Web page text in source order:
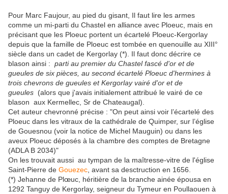
Pour Marc Faujour, au pied du gisant, Il faut lire les armes
comme un mi-parti du Chastel en alliance avec Ploeuc, mais en
précisant que les Ploeuc portent un écartelé Ploeuc-Kergorlay
depuis que la famille de Ploeuc est tombée en quenouille au XIII°
siècle dans un cadet de Kergorlay (*). Il faut donc décrire ce
blason ainsi : parti au premier du Chastel fascé d'or et de
gueules de six pièces, au second écartelé Ploeuc d'hermines à
trois chevrons de gueules et Kergorlay vairé d'or et de
gueules (alors que j'avais initialement attribué le vairé de ce
blason aux Kermellec, Sr de Chateaugal).
Cet auteur chevronné précise : "On peut ainsi voir l’écartelé des
Ploeuc dans les vitraux de la cathédrale de Quimper, sur l’église
de Gouesnou (voir la notice de Michel Mauguin) ou dans les
aveux Ploeuc déposés à la chambre des comptes de Bretagne
(ADLA B 2034)"
On les trouvait aussi au tympan de la maîtresse-vitre de l'église
Saint-Pierre de Gouezec , avant sa desctruction en 1656.
(*) Jehanne de Plœuc, héritière de la branche ainée épousa en
1292 Tanguy de Kergorlay, seigneur du Tymeur en Poullaouen à